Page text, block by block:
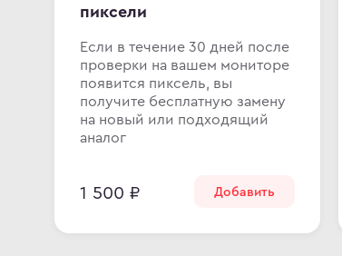
пиксели
Если в течение 30 дней после
проверки на вашем мониторе
появится пиксель, вы
получите бесплатную замену
на новый или подходящий
аналог
1 500 ₽ Добавить